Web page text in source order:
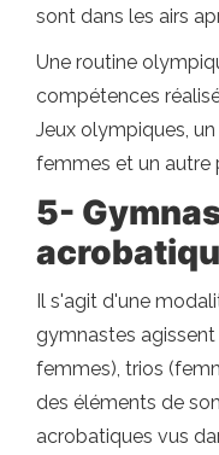
sont dans les airs
Une routine
compétences
Jeux olympiques,
femmes et un autre
5-
Il s'agit d'une
gymnastes
femmes), trios
des éléments de
acrobatiques vus